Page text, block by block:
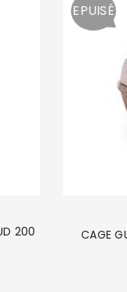
200
EPUISÉ
CAGE